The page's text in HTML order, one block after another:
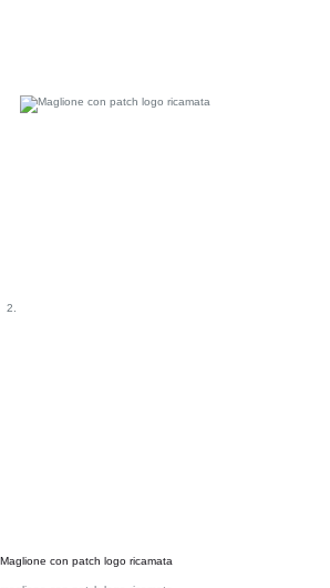
Maglione con patch logo ricamata